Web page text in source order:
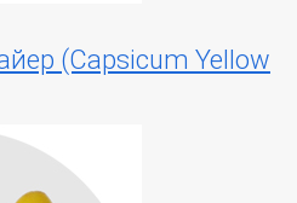
(Capsicum Yellow